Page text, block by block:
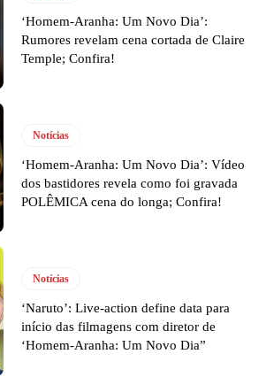
‘Homem-Aranha: Um Novo Dia’:
Rumores revelam cena cortada de Claire
Temple; Confira!
Notícias
‘Homem-Aranha: Um Novo Dia’: Vídeo
dos bastidores revela como foi gravada
POLÊMICA cena do longa; Confira!
Notícias
‘Naruto’: Live-action define data para
início das filmagens com diretor de
‘Homem-Aranha: Um Novo Dia”